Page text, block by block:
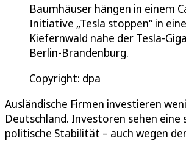
Baumhäuser hängen in einem
Initiative „Tesla stoppen“ in
Kiefernwald nahe der Tesla-
Berlin-Brandenburg.
Copyright: dpa
Ausländische Firmen investieren
Deutschland. Investoren sehen eine
politische Stabilität – auch wegen